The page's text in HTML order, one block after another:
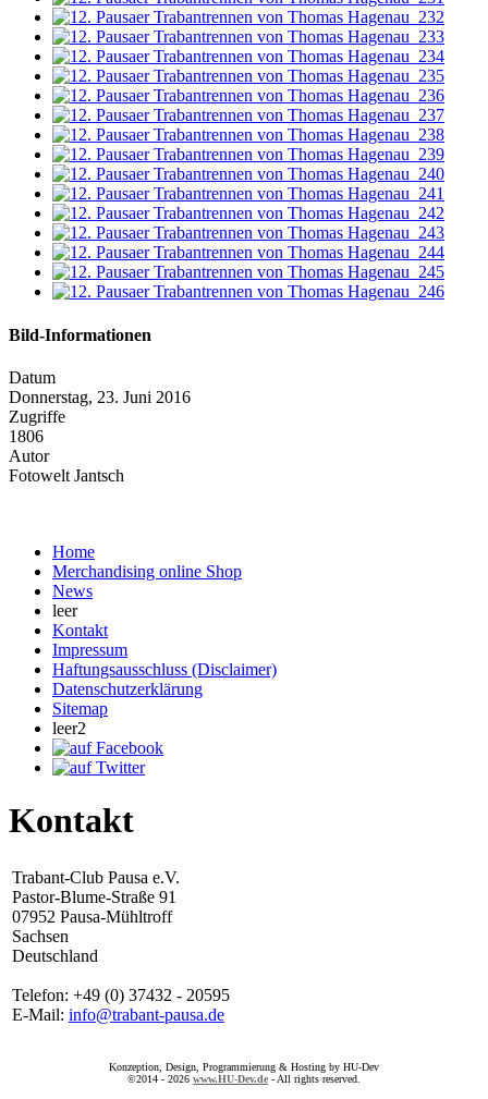
Bild-Informationen
Datum
Donnerstag, 23. Juni 2016
Zugriffe
1806
Autor
Fotowelt Jantsch
Home
Merchandising online Shop
News
leer
Kontakt
Impressum
Haftungsausschluss (Disclaimer)
Datenschutzerklärung
Sitemap
leer2
Kontakt
Trabant-Club Pausa e.V.
Pastor-Blume-Straße 91
07952 Pausa-Mühltroff
Sachsen
Deutschland
Telefon: +49 (0) 37432 - 20595
E-Mail: info@trabant-pausa.de
Konzeption, Design, Programmierung & Hosting by HU-Dev
©2014 - 2026 www.HU-Dev.de - All rights reserved.